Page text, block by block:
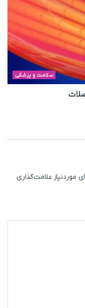
سلامت و پزشکی
علامت‌گذاری